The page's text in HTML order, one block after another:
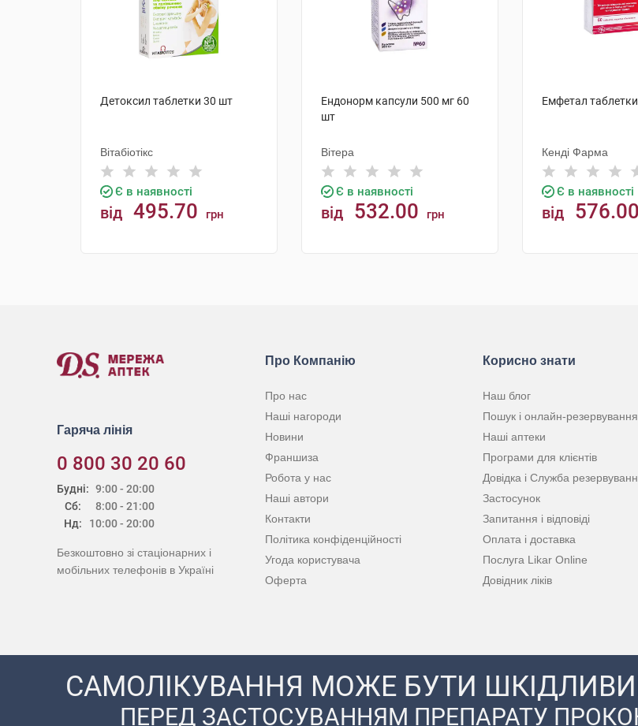
Детоксил таблетки 30 шт
Вітабіотікс
Є в наявності
від 495.70 грн
Ендонорм капсули 500 мг 60
шт
Вітера
Є в наявності
від 532.00 грн
Емфетал
Кенді Фарма
Є в наявності
від 576.00
Гаряча лінія
0 800 30 20 60
Будні:
Сб:
Нд:
9:00 - 20:00
8:00 - 21:00
10:00 - 20:00
Безкоштовно зі стаціонарних і
мобільних телефонів в Україні
Про Компанію
Про нас
Наші нагороди
Новини
Франшиза
Робота у нас
Наші автори
Контакти
Політика конфіденційності
Угода користувача
Оферта
Корисно знати
Наш блог
Пошук і онлайн-резервування
Наші аптеки
Програми для клієнтів
Довідка і Служба
Застосунок
Запитання і відповіді
Оплата і доставка
Послуга Likar Online
Довідник ліків
САМОЛІКУВАННЯ МОЖЕ БУТИ
ПЕРЕД ЗАСТОСУВАННЯМ ПРЕПАРАТУ